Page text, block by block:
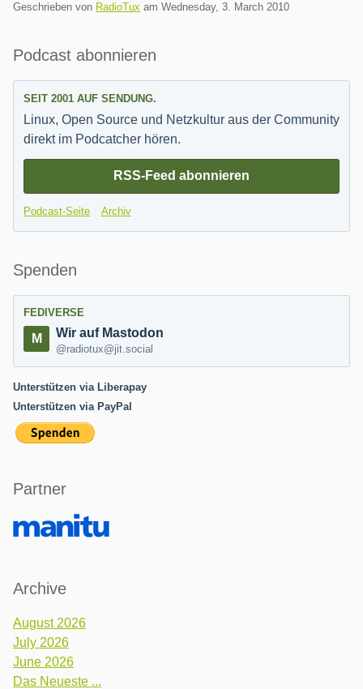
Geschrieben von RadioTux am Wednesday, 3. March 2010
Seitenleiste
Podcast abonnieren
SEIT 2001 AUF SENDUNG.
Linux, Open Source und Netzkultur aus der Community
direkt im Podcatcher hören.
RSS-Feed abonnieren
Podcast-Seite Archiv
Spenden
FEDIVERSE
Wir auf Mastodon
@radiotux@jit.social
Unterstützen via Liberapay
Unterstützen via PayPal
Partner
Archive
August 2026
July 2026
June 2026
Das Neueste ...